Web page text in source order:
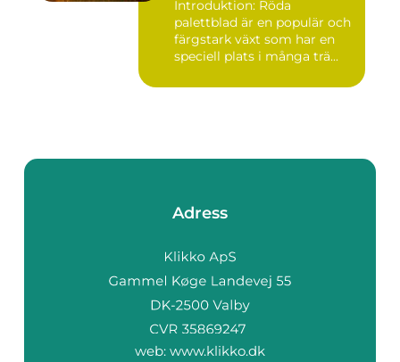
Introduktion: Röda
palettblad är en populär och
färgstark växt som har en
speciell plats i många trä...
Adress
web: www.klikko.dk